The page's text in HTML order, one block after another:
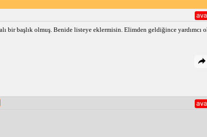
bir başlık olmuş. Benide listeye eklermisin. Elimden geldiğince yardımcı